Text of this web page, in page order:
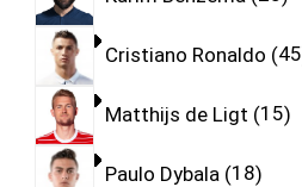
Cristiano Ronaldo 45
Matthijs de Ligt 15
Paulo Dybala 18